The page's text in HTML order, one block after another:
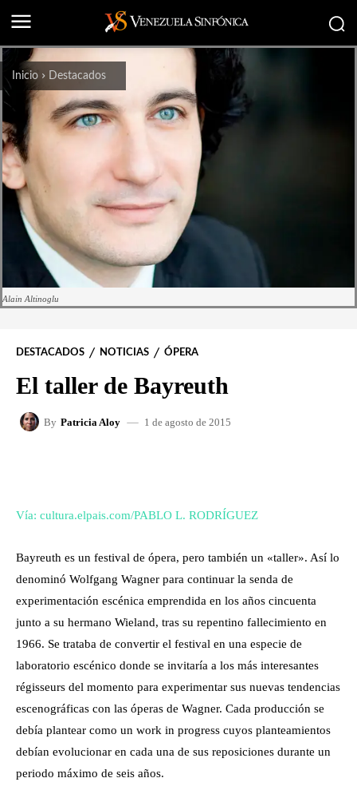
Inicio Destacados
Alain Altinoglu
DESTACADOS NOTICIAS ÓPERA
El taller de Bayreuth
By Patricia Aloy 1 de agosto de 2015
Vía: cultura.elpais.com/PABLO L. RODRÍGUEZ
Bayreuth es un festival de ópera, pero también un «taller». Así lo
denominó Wolfgang Wagner para continuar la senda de
experimentación escénica emprendida en los años cincuenta
junto a su hermano Wieland, tras su repentino fallecimiento en
1966. Se trataba de convertir el festival en una especie de
laboratorio escénico donde se invitaría a los más interesantes
régisseurs del momento para experimentar sus nuevas tendencias
escenográficas con las óperas de Wagner. Cada producción se
debía plantear como un work in progress cuyos planteamientos
debían evolucionar en cada una de sus reposiciones durante un
periodo máximo de seis años.